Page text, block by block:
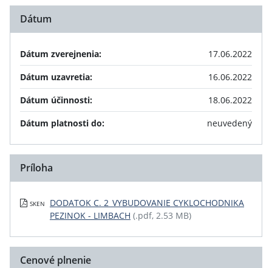
Dátum
Dátum zverejnenia:
17.06.2022
Dátum uzavretia:
16.06.2022
Dátum účinnosti:
18.06.2022
Dátum platnosti do:
neuvedený
Príloha
SKEN
DODATOK C. 2_VYBUDOVANIE CYKLOCHODNIKA
PEZINOK - LIMBACH (.pdf, 2.53 MB)
Cenové plnenie